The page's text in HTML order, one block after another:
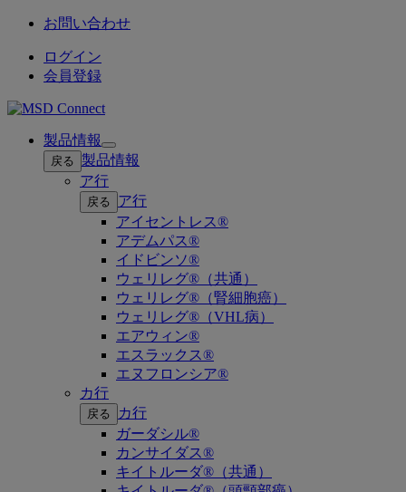
お問い合わせ
ログイン
会員登録
製品情報
Open
submenu
戻る 製品情報
ア行
戻る
ア行
アイセントレス®
アデムパス®
イドビンソ®
ウェリレグ®（共通）
ウェリレグ®（腎細胞癌）
ウェリレグ®（VHL病）
エアウィン®
エスラックス®
エヌフロンシア®
カ行
戻る
カ行
ガーダシル®
カンサイダス®
キイトルーダ®（共通）